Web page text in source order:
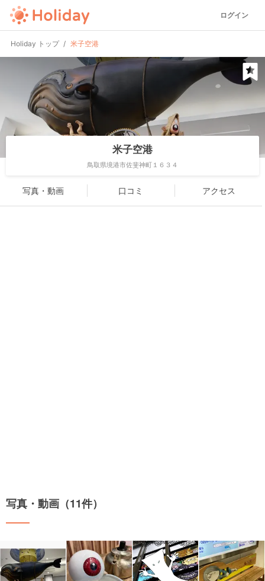
ログイン
Holiday トップ 米子空港
米子空港
鳥取県境港市佐斐神町１６３４
写真・動画 口コミ アクセス
写真・動画（11件）